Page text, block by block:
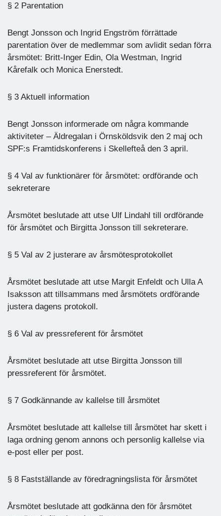
§ 2 Parentation
Bengt Jonsson och Ingrid Engström förrättade
parentation över de medlemmar som avlidit sedan förra
årsmötet: Britt-Inger Edin, Ola Westman, Ingrid
Kårefalk och Monica Enerstedt.
§ 3 Aktuell information
Bengt Jonsson informerade om några kommande
aktiviteter – Äldregalan i Örnsköldsvik den 2 maj och
SPF:s Framtidskonferens i Skellefteå den 3 april.
§ 4 Val av funktionärer för årsmötet: ordförande och
sekreterare
Årsmötet beslutade att utse Ulf Lindahl till ordförande
för årsmötet och Birgitta Jonsson till sekreterare.
§ 5 Val av 2 justerare av årsmötesprotokollet
Årsmötet beslutade att utse Margit Enfeldt och Ulla A
Isaksson att tillsammans med årsmötets ordförande
justera dagens protokoll.
§ 6 Val av pressreferent för årsmötet
Årsmötet beslutade att utse Birgitta Jonsson till
pressreferent för årsmötet.
§ 7 Godkännande av kallelse till årsmötet
Årsmötet beslutade att kallelse till årsmötet har skett i
laga ordning genom annons och personlig kallelse via
e-post eller per post.
§ 8 Fastställande av föredragningslista för årsmötet
Årsmötet beslutade att godkänna den för årsmötet